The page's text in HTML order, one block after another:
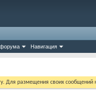
Навигация
Для размещения своих сообщений